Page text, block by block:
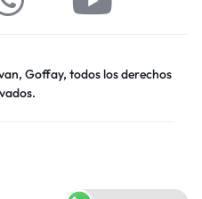
Goffay, todos los derechos